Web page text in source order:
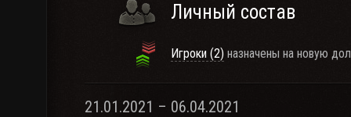
Личный состав
Игроки (2) назначены на новую
21.01.2021 – 06.04.2021